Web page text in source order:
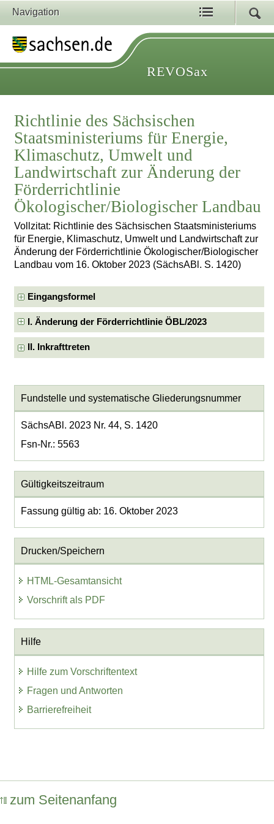
Navigation
REVOSax
Richtlinie des Sächsischen
Staatsministeriums für Energie,
Klimaschutz, Umwelt und
Landwirtschaft zur Änderung der
Förderrichtlinie
Ökologischer/Biologischer Landbau
Vollzitat: Richtlinie des Sächsischen Staatsministeriums
für Energie, Klimaschutz, Umwelt und Landwirtschaft zur
Änderung der Förderrichtlinie Ökologischer/Biologischer
Landbau vom 16. Oktober 2023 (SächsABl. S. 1420)
Eingangsformel
I. Änderung der Förderrichtlinie ÖBL/2023
II. Inkrafttreten
Fundstelle und systematische Gliederungsnummer
SächsABl. 2023 Nr. 44, S. 1420
Fsn-Nr.: 5563
Gültigkeitszeitraum
Fassung gültig ab: 16. Oktober 2023
Drucken/Speichern
HTML-Gesamtansicht
Vorschrift als PDF
Hilfe
Hilfe zum Vorschriftentext
Fragen und Antworten
Barrierefreiheit
zum Seitenanfang